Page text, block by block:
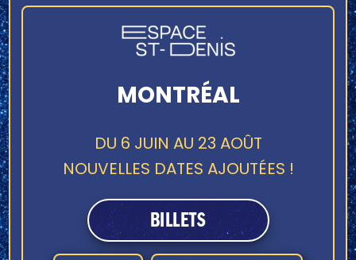
MONTRÉAL
DU 6 JUIN AU 23 AOÛT
NOUVELLES DATES AJOUTÉES !
BILLETS